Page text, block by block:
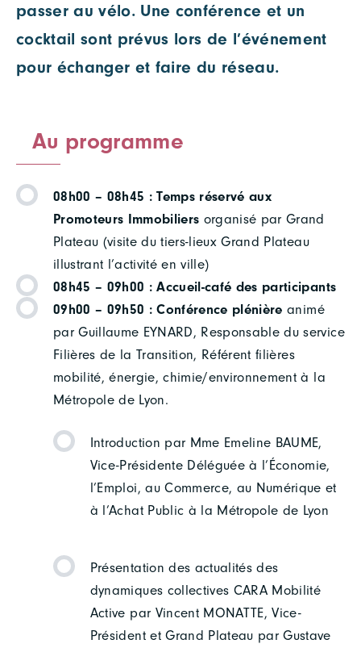
passer au vélo. Une conférence et un
cocktail sont prévus lors de l’événement
pour échanger et faire du réseau.
Au programme
08h00 – 08h45 : Temps réservé aux
Promoteurs Immobiliers organisé par Grand
Plateau (visite du tiers-lieux Grand Plateau
illustrant l’activité en ville)
08h45 – 09h00 : Accueil-café des participants
09h00 – 09h50 : Conférence plénièreanimé
par Guillaume EYNARD, Responsable du service
Filières de la Transition, Référent filières
mobilité, énergie, chimie/environnement à la
Métropole de Lyon.
Introduction par Mme Emeline BAUME,
Vice-Présidente Déléguée à l’Économie,
l’Emploi, au Commerce, au Numérique et
à l’Achat Public à la Métropole de Lyon
Présentation des actualités des
dynamiques collectives CARA Mobilité
Active par Vincent MONATTE, Vice-
Président et Grand Plateau par Gustave